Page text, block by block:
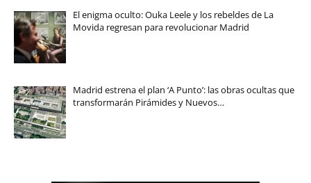
El enigma oculto: Ouka Leele y los rebeldes de La
Movida regresan para revolucionar Madrid
Madrid estrena el plan ‘A Punto’: las obras ocultas que
transformarán Pirámides y Nuevos…